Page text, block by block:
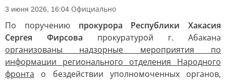
3 июня 2026, 16:04 Официально
По поручению прокурора Республики Хакасия
Сергея Фирсова прокуратурой г. Абакана
организованы надзорные мероприятия по
информации регионального отделения Народного
фронта о бездействии уполномоченных органов,